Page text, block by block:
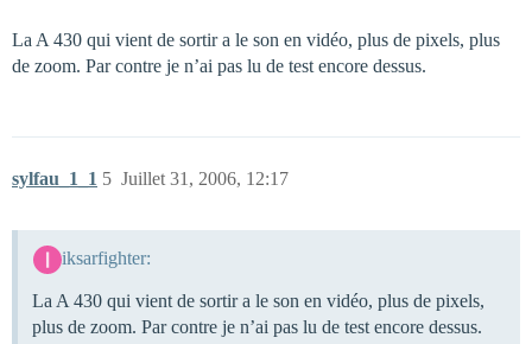
La A 430 qui vient de sortir a le son en vidéo, plus de pixels, plus
de zoom. Par contre je n’ai pas lu de test encore dessus.
sylfau_1_1 Juillet 31, 2006, 12:17
5
iksarfighter:
La A 430 qui vient de sortir a le son en vidéo, plus de pixels,
plus de zoom. Par contre je n’ai pas lu de test encore dessus.